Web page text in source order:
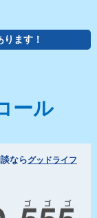
ます！
ール
ならグッドライフ